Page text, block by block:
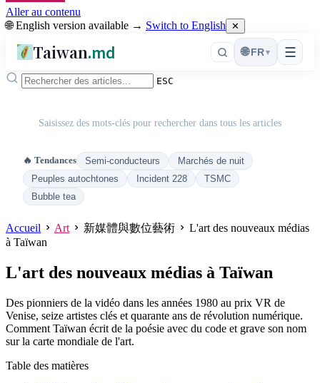
Aller au contenu
🌐 English version available → Switch to English ✕
Taiwan.md ☰
🌐 FR ▾
ESC
Saisissez des mots-clés pour rechercher dans tous les articles
🔥 Tendances Semi-conducteurs
Marchés de nuit
Peuples autochtones
Incident 228
TSMC
Bubble tea
Accueil Art 新媒體與數位藝術
L'art des nouveaux médias
à Taïwan
L'art des nouveaux médias à Taïwan
Des pionniers de la vidéo dans les années 1980 au prix VR de
Venise, seize artistes clés et quarante ans de révolution numérique.
Comment Taïwan écrit de la poésie avec du code et grave son nom
sur la carte mondiale de l'art.
Table des matières